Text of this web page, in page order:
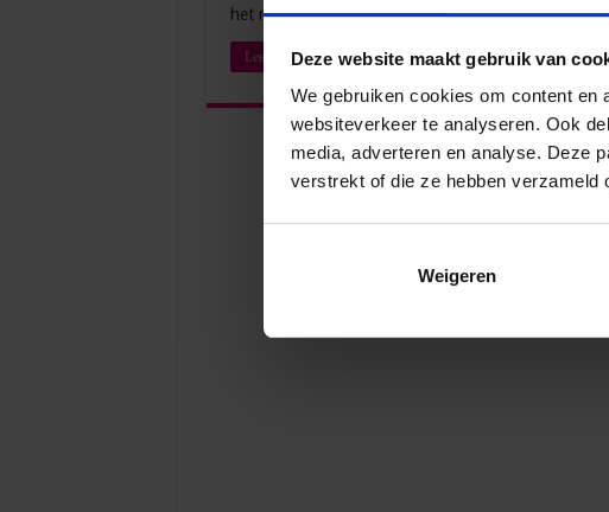
Deze website maakt gebruik van
We gebruiken cookies om content en
websiteverkeer te analyseren. Ook
media, adverteren en analyse. Deze
verstrekt of die ze hebben
Weigeren
het management Sta jij jouw manager bij …
Lees verder »